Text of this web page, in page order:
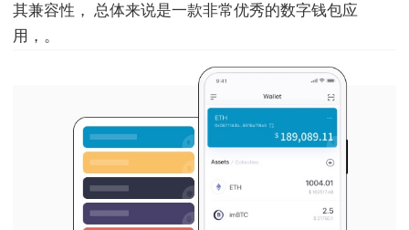
其兼容性， 总体来说是一款非常优秀的数字钱包应
用，。